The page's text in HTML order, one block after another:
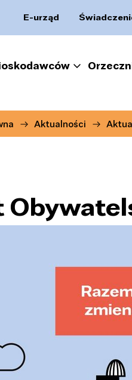
E-urząd
Aktualności